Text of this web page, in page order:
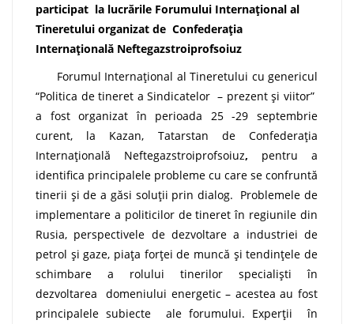
participat la lucrările Forumului Internațional al
Tineretului organizat de Confederația
Internațională Neftegazstroiprofsoiuz
Forumul Internațional al Tineretului cu genericul
“Politica de tineret a Sindicatelor – prezent și viitor”
a fost organizat în perioada 25 -29 septembrie
curent, la Kazan, Tatarstan de
Confederația
Internațională Neftegazstroiprofsoiuz, pentru a
identifica principalele probleme cu care se confruntă
tinerii și de a găsi soluții prin dialog. Problemele de
implementare a politicilor de tineret în regiunile din
Rusia, perspectivele de dezvoltare a industriei de
petrol și gaze, piața forței de muncă și tendințele de
schimbare a rolului tinerilor specialiști în
dezvoltarea domeniului energetic – acestea au fost
principalele subiecte ale forumului. Experții în